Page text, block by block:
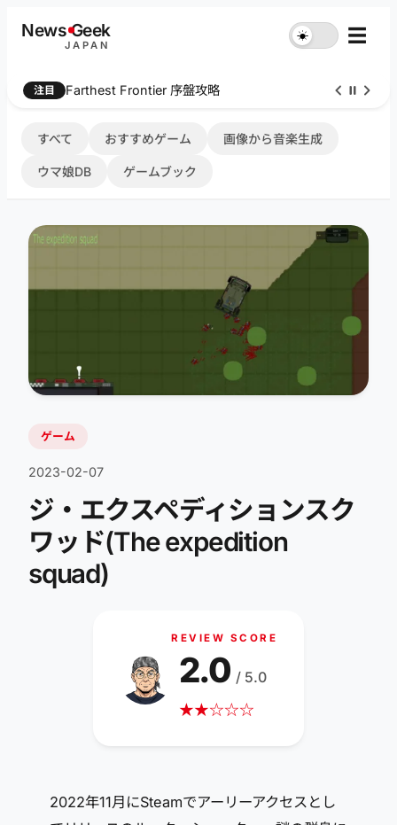
NewsGeek
JAPAN
☀︎ ☰
注目 Farthest Frontier 序盤攻略
すべて おすすめゲーム 画像から音楽生成
ウマ娘DB ゲームブック
ゲーム
2023-02-07
ジ・エクスペディションスク
ワッド(The expedition
squad)
REVIEW SCORE
★★☆☆☆
2.0 / 5.0
2022年11月にSteamでアーリーアクセスとし